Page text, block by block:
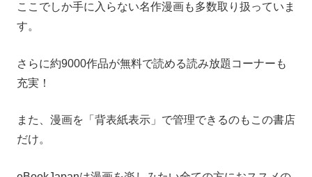
ここでしか手に入らない名作漫画も多数取り扱っていま
す。
さらに約9000作品が無料で読める読み放題コーナーも
充実！
また、漫画を「背表紙表示」で管理できるのもこの書店
だけ。